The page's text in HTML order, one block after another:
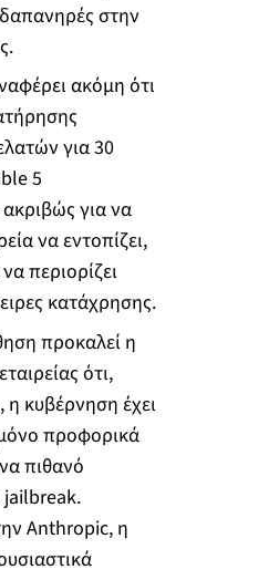
στην
ακόμη ότι
για 30
5
για να
να εντοπίζει,
περιορίζει
κατάχρησης.
προκαλεί η
ότι,
η κυβέρνηση έχει
προφορικά
πιθανό
jailbreak.
Anthropic, η